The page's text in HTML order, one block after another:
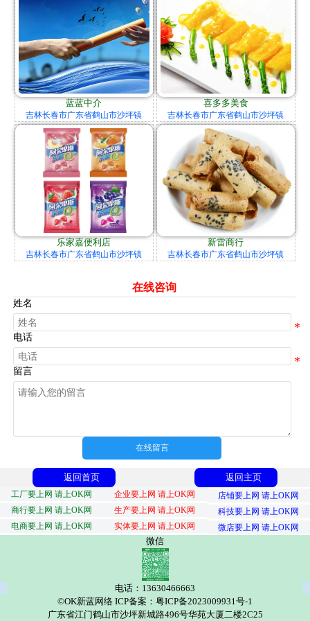
蓝蓝中介
吉林长春市广东省鹤山市沙坪镇
喜多多美食
吉林长春市广东省鹤山市沙坪镇
乐家嘉便利店
吉林长春市广东省鹤山市沙坪镇
新雷商行
吉林长春市广东省鹤山市沙坪镇
在线咨询
姓名
电话
留言
在线留言
返回首页 返回主页
工厂要上网 请上OK网 企业要上网 请上OK网
店铺要上网 请上OK网
商行要上网 请上OK网
生产要上网 请上OK网
科技要上网 请上OK网
电商要上网 请上OK网
实体要上网 请上OK网 微店要上网 请上OK网
微信
电话：13630466663
©OK新蓝网络 ICP备案：粤ICP备2023009931号-1
广东省江门鹤山市沙坪新城路496号华苑大厦二楼2C25